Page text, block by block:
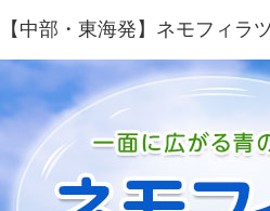
【中部・東海発】ネモフィラ